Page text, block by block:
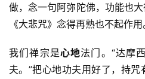
做，念一句阿弥陀佛，功能也
《大悲咒》念得再熟也不起作用
我们禅宗是心地法门。“达摩
夫。”把心地功夫用好了，持